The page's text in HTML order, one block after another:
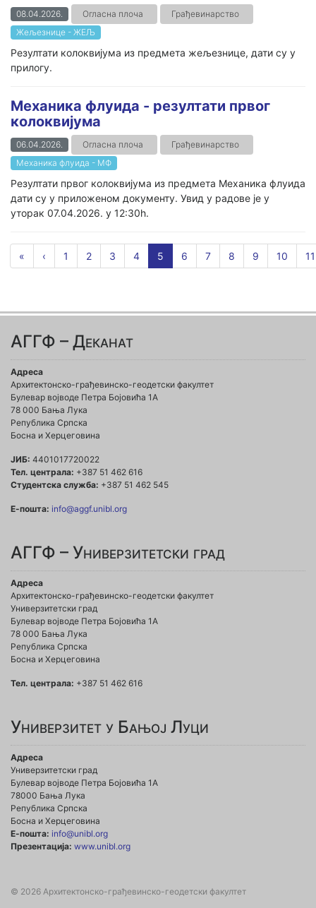
08.04.2026. Огласна плоча
Грађевинарство
Жељезнице - ЖЕЉ
Резултати колоквијума из предмета жељезнице, дати су у
прилогу.
Механика флуида - резултати првог
колоквијума
06.04.2026. Огласна плоча
Грађевинарство
Механика флуида - МФ
Резултати првог колоквијума из предмета Механика флуида
дати су у приложеном документу. Увид у радове је у
уторак 07.04.2026. у 12:30h.
« ‹ 1 2 3 4 5 6 7 8 9 10 11
АГГФ – Деканат
Адреса
Архитектонско-грађевинско-геодетски факултет
Булевар војводе Петра Бојовића 1A
78 000 Бања Лука
Република Српска
Босна и Херцеговина
ЈИБ: 4401017720022
Тел. централа: +387 51 462 616
Студентска служба: +387 51 462 545
Е-пошта: info@aggf.unibl.org
АГГФ – Универзитетски град
Адреса
Архитектонско-грађевинско-геодетски факултет
Универзитетски град
Булевар војводе Петра Бојовића 1A
78 000 Бања Лука
Република Српска
Босна и Херцеговина
Тел. централа: +387 51 462 616
Универзитет у Бањој Луци
Адреса
Универзитетски град
Булевар војводе Петра Бојовића 1А
78000 Бања Лука
Република Српска
Босна и Херцеговина
Е-пошта: info@unibl.org
Презентација: www.unibl.org
© 2026 Архитектонско-грађевинско-геодетски факултет